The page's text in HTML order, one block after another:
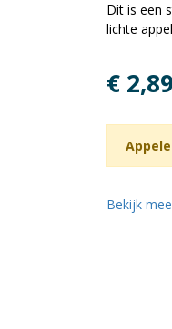
Dit is een
lichte
€ 2,89
Bekijk